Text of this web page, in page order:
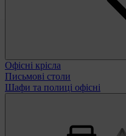
Офісні крісла
Письмові столи
Шафи та полиці офісні